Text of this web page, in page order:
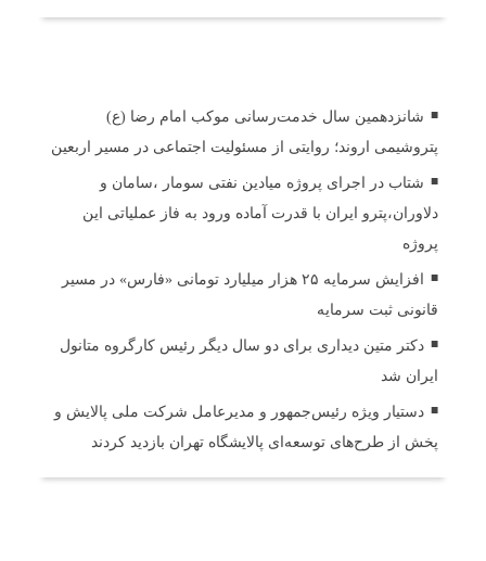
شانزدهمین سال خدمت‌رسانی موکب امام رضا (ع)
پتروشیمی اروند؛ روایتی از مسئولیت اجتماعی در مسیر اربعین
شتاب در اجرای پروژه میادین نفتی سومار ،سامان و
دلاوران،پترو ایران با قدرت آماده ورود به فاز عملیاتی این
پروژه
افزایش سرمایه ۲۵ هزار میلیارد تومانی «فارس» در مسیر
قانونی ثبت سرمایه
دکتر متین دیداری برای دو سال دیگر رئیس کارگروه متانول
ایران شد
دستیار ویژه رئیس‌جمهور و مدیرعامل شرکت ملی پالایش و
پخش از طرح‌های توسعه‌ای پالایشگاه تهران بازدید کردند